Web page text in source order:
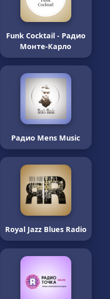
Funk Cocktail - Радио
Монте-Карло
Радио Mens Music
Royal Jazz Blues Radio